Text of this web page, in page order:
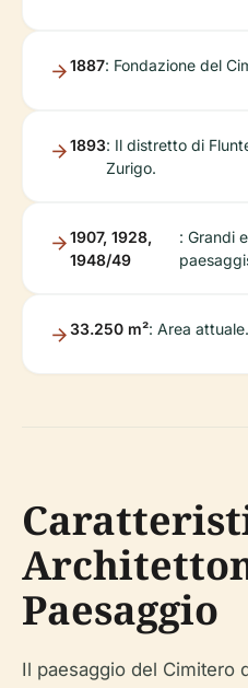
1887: Fondazione del
1893: Il distretto di
Zurigo.
1907, 1928,
1948/49
: Grandi
33.250 m²: Area attuale.
Paesaggio
Il paesaggio del Cimitero